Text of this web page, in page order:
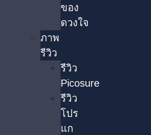
ของ
ดวงใจ
ภาพ
รีวิว
รีวิว
Picosure
รีวิว
โปร
แก